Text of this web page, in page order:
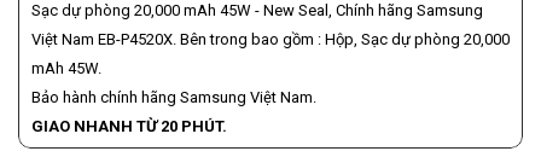
Sạc dự phòng 20,000 mAh 45W - New Seal, Chính hãng Samsung
Việt Nam EB-P4520X. Bên trong bao gồm : Hộp, Sạc dự phòng 20,000
mAh 45W.
Bảo hành chính hãng Samsung Việt Nam.
GIAO NHANH TỪ 20 PHÚT.